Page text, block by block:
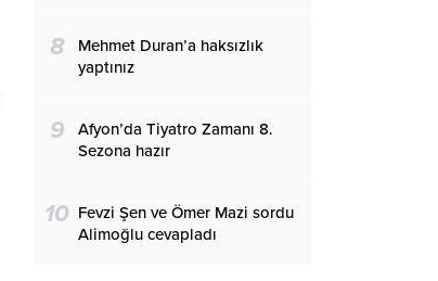
8
Mehmet Duran’a haksızlık
yaptınız
9
Afyon’da Tiyatro Zamanı 8.
Sezona hazır
10 Fevzi Şen ve Ömer Mazi sordu
Alimoğlu cevapladı